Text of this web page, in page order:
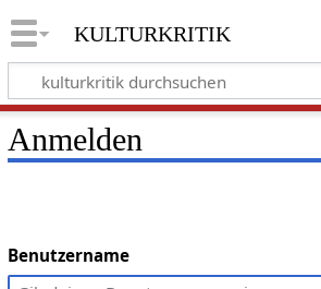
kulturkritik
Anmelden
Benutzername